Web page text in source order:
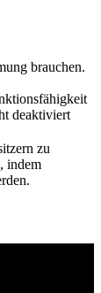
brauchen.
deaktiviert
zu
indem